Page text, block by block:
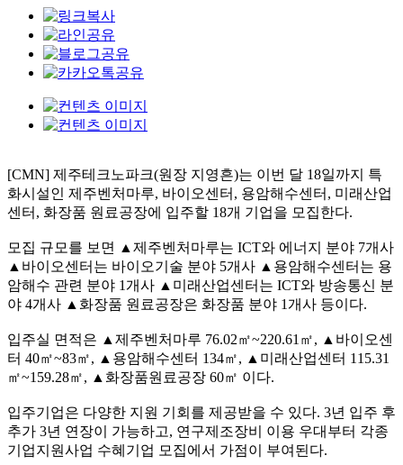
[CMN] 제주테크노파크(원장 지영흔)는 이번 달 18일까지 특
화시설인 제주벤처마루, 바이오센터, 용암해수센터, 미래산업
센터, 화장품 원료공장에 입주할 18개 기업을 모집한다.
모집 규모를 보면 ▲제주벤처마루는 ICT와 에너지 분야 7개사
▲바이오센터는 바이오기술 분야 5개사 ▲용암해수센터는 용
암해수 관련 분야 1개사 ▲미래산업센터는 ICT와 방송통신 분
야 4개사 ▲화장품 원료공장은 화장품 분야 1개사 등이다.
입주실 면적은 ▲제주벤처마루 76.02㎡~220.61㎡, ▲바이오센
터 40㎡~83㎡, ▲용암해수센터 134㎡, ▲미래산업센터 115.31
㎡~159.28㎡, ▲화장품원료공장 60㎡ 이다.
입주기업은 다양한 지원 기회를 제공받을 수 있다. 3년 입주 후
추가 3년 연장이 가능하고, 연구제조장비 이용 우대부터 각종
기업지원사업 수혜기업 모집에서 가점이 부여된다.